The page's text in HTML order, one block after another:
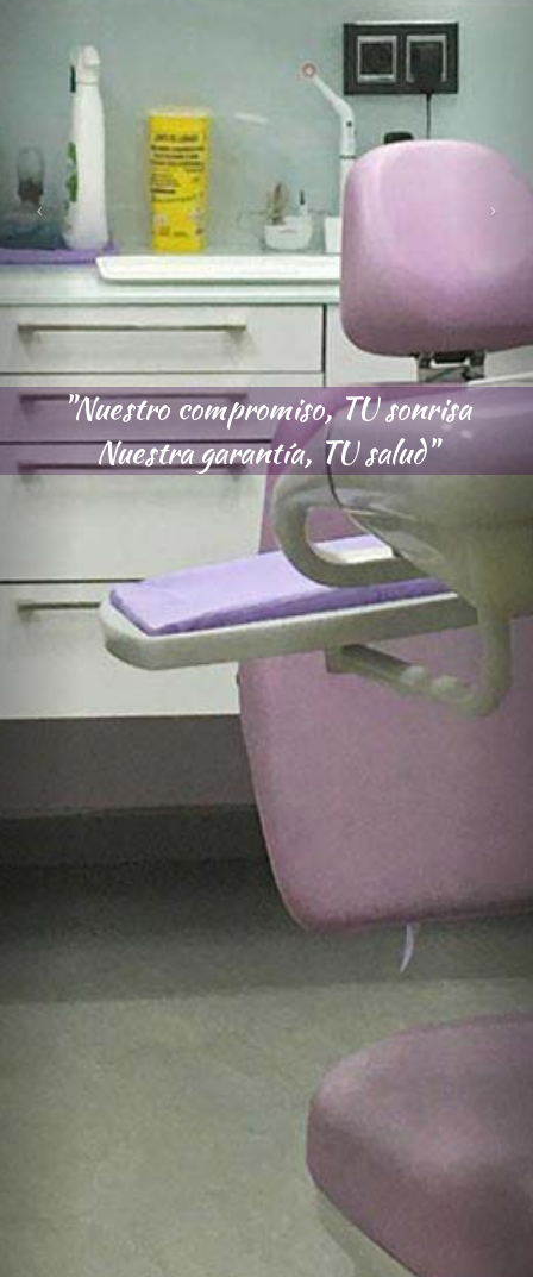
"Nuestro compromiso, TU sonrisa
Nuestra garantía, TU salud"